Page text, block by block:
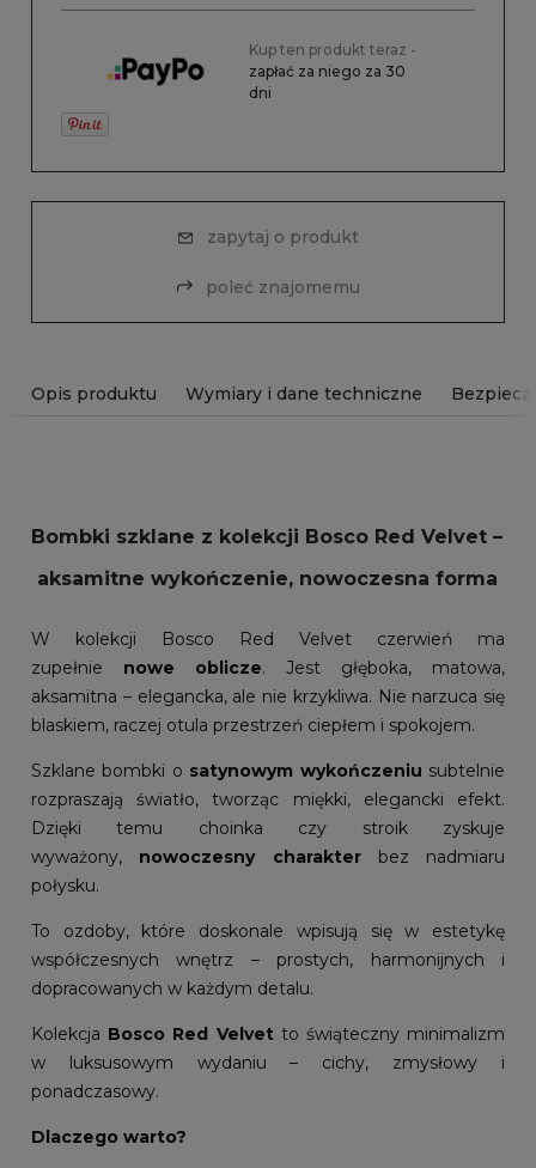
Kup ten produkt teraz -
zapłać za niego za 30
dni
zapytaj o produkt
poleć znajomemu
Opis produktu Wymiary i dane techniczne
Bombki szklane z kolekcji Bosco Red Velvet –
aksamitne wykończenie, nowoczesna forma
W kolekcji Bosco Red Velvet czerwień ma
zupełnie nowe oblicze. Jest głęboka, matowa,
aksamitna – elegancka, ale nie krzykliwa. Nie narzuca się
blaskiem, raczej otula przestrzeń ciepłem i spokojem.
Szklane bombki o satynowym wykończeniu subtelnie
rozpraszają światło, tworząc miękki, elegancki efekt.
Dzięki temu choinka czy stroik zyskuje
wyważony, nowoczesny charakterbez nadmiaru
połysku.
To ozdoby, które doskonale wpisują się w estetykę
współczesnych wnętrz – prostych, harmonijnych i
dopracowanych w każdym detalu.
Kolekcja Bosco Red Velvetto świąteczny minimalizm
w luksusowym wydaniu – cichy, zmysłowy i
ponadczasowy.
Dlaczego warto?